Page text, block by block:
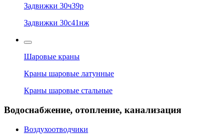
Задвижки 30ч39р
Задвижки 30с41нж
Шаровые краны
Краны шаровые латунные
Краны шаровые стальные
Водоснабжение, отопление, канализация
Воздухоотводчики